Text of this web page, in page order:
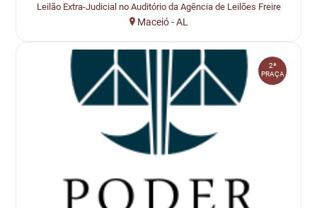
Leilão Extra-Judicial no Auditório da Agência de Leilões Freire
Maceió - AL
2ª
PRAÇA